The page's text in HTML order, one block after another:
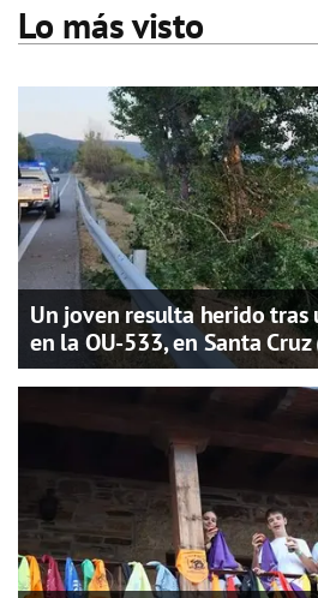
Lo más visto
Un joven resulta herido tras
en la OU-533, en Santa